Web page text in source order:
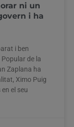
ni un
i ha
i ben
Popular de la
Zaplana ha
Ximo Puig
el seu